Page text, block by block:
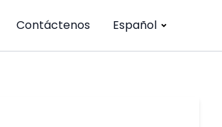
Contáctenos Español